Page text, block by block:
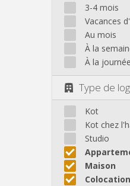
3-4 mois
Vacances
Au mois
À la
À la journée
Type de
Kot
Kot chez
Studio
Maison
Colocation